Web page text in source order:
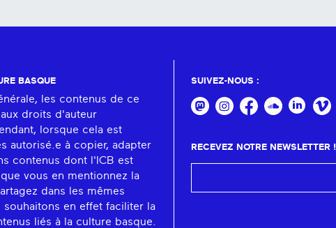
BASQUE
les contenus de ce
droits d'auteur
lorsque cela est
autorisé.e à copier, adapter
contenus dont l'ICB est
vous en mentionnez la
dans les mêmes
en effet faciliter la
liés à la culture basque.
SUIVEZ-NOUS :
RECEVEZ NOTRE NEWSLETTER !